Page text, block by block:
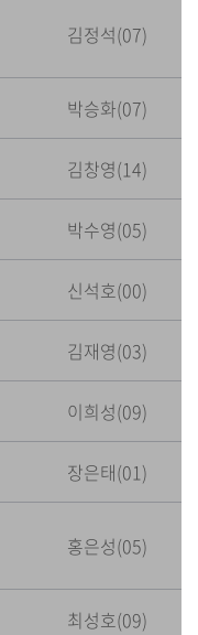
김정석(07)
박승화(07)
김창영(14)
박수영(05)
신석호(00)
김재영(03)
이희성(09)
장은태(01)
홍은성(05)
최성호(09)